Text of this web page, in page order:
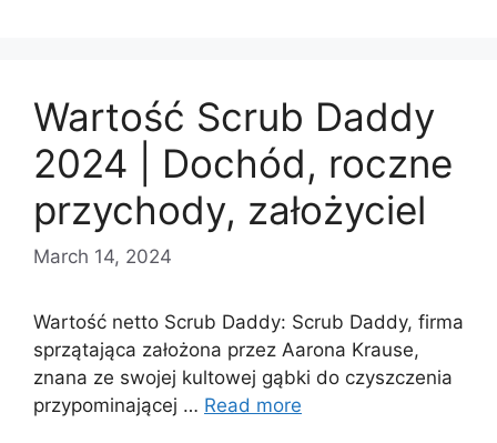
Wartość Scrub Daddy
2024 | Dochód, roczne
przychody, założyciel
March 14, 2024
Wartość netto Scrub Daddy: Scrub Daddy, firma
sprzątająca założona przez Aarona Krause,
znana ze swojej kultowej gąbki do czyszczenia
przypominającej … Read more